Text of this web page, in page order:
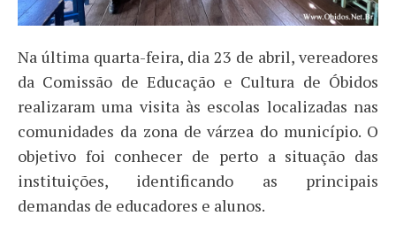
Na última quarta-feira, dia 23 de abril, vereadores
da Comissão de Educação e Cultura de Óbidos
realizaram uma visita às escolas localizadas nas
comunidades da zona de várzea do município. O
objetivo foi conhecer de perto a situação das
instituições, identificando as principais
demandas de educadores e alunos.